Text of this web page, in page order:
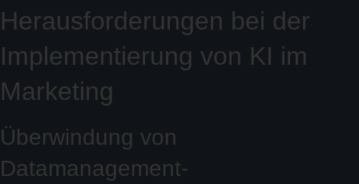
Herausforderungen bei der
Implementierung von KI im
Marketing
Überwindung von
Datamanagement-